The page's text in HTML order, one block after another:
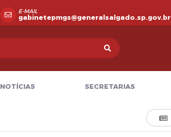
E-MAIL
gabinetepmgs@generalsalgado.sp.gov.br
NOTÍCIAS SECRETARIAS